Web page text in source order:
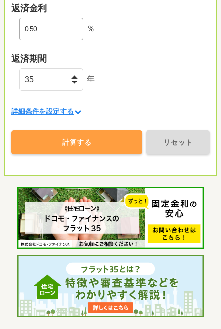
返済金利
％
返済期間
年
詳細条件を設定する
計算する リセット